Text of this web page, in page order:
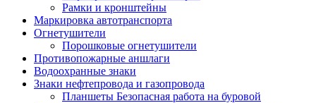
Рамки и кронштейны
Маркировка автотранспорта
Огнетушители
Порошковые огнетушители
Противопожарные аншлаги
Водоохранные знаки
Знаки нефтепровода и газопровода
Планшеты Безопасная работа на буровой